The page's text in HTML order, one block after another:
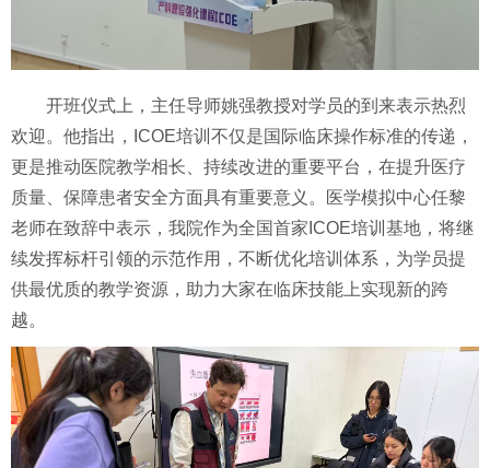
开班仪式上，主任导师姚强教授对学员的到来表示热烈
欢迎。他指出，ICOE培训不仅是国际临床操作标准的传递，
更是推动医院教学相长、持续改进的重要平台，在提升医疗
质量、保障患者安全方面具有重要意义。医学模拟中心任黎
老师在致辞中表示，我院作为全国首家ICOE培训基地，将继
续发挥标杆引领的示范作用，不断优化培训体系，为学员提
供最优质的教学资源，助力大家在临床技能上实现新的跨
越。